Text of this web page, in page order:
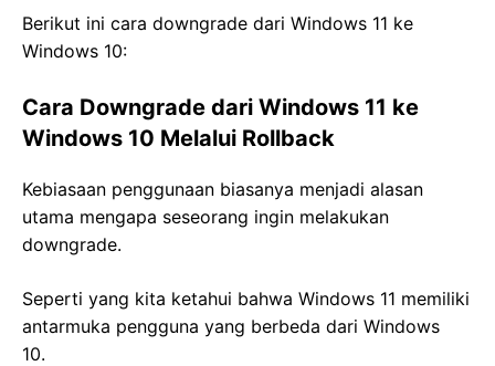
Berikut ini cara downgrade dari Windows 11 ke
Windows 10:
Cara Downgrade dari Windows 11 ke
Windows 10 Melalui Rollback
Kebiasaan penggunaan biasanya menjadi alasan
utama mengapa seseorang ingin melakukan
downgrade.
Seperti yang kita ketahui bahwa Windows 11 memiliki
antarmuka pengguna yang berbeda dari Windows
10.